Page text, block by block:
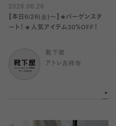
2026.06.26
【本日6/26(金)〜】★バーゲンスタ
ート！★人気アイテム30％OFF！
靴下屋
アトレ吉祥寺